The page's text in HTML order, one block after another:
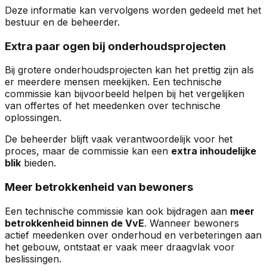
Deze informatie kan vervolgens worden gedeeld met het
bestuur en de beheerder.
Extra paar ogen bij onderhoudsprojecten
Bij grotere onderhoudsprojecten kan het prettig zijn als
er meerdere mensen meekijken. Een technische
commissie kan bijvoorbeeld helpen bij het vergelijken
van offertes of het meedenken over technische
oplossingen.
De beheerder blijft vaak verantwoordelijk voor het
proces, maar de commissie kan een extra inhoudelijke
blik bieden.
Meer betrokkenheid van bewoners
Een technische commissie kan ook bijdragen aan meer
betrokkenheid binnen de VvE. Wanneer bewoners
actief meedenken over onderhoud en verbeteringen aan
het gebouw, ontstaat er vaak meer draagvlak voor
beslissingen.